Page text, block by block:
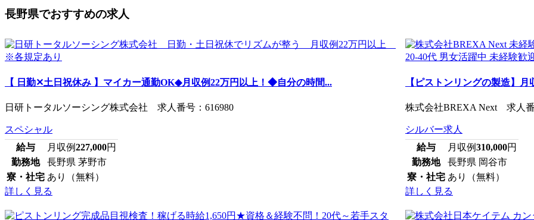
長野県でおすすめの求人
【 日勤✕土日祝休み 】マイカー通勤OK◆月収例22万円以上！◆自分の時間...
日研トータルソーシング株式会社 求人番号：616980
スペシャル
給与
月収例227,000円
勤務地
長野県 茅野市
寮・社宅 あり（無料）
詳しく見る
【ピストンリングの製造】
株式会社BREXA Next 求人番
シルバー求人
給与
月収例310,000円
勤務地
長野県 岡谷市
寮・社宅 あり（無料）
詳しく見る